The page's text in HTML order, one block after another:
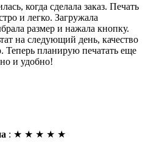
когда сделала заказ. Печать
и легко. Загружала
размер и нажала кнопку.
на следующий день, качество
Теперь планирую печатать еще
и удобно!
: ★ ★ ★ ★ ★